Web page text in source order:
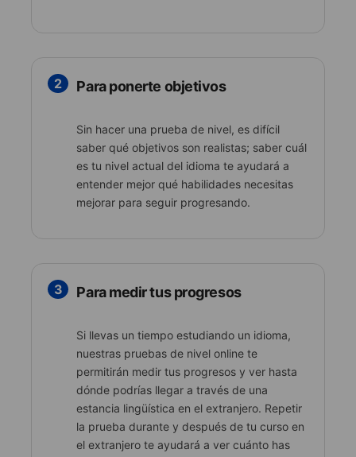
2 Para ponerte objetivos
Sin hacer una prueba de nivel, es difícil
saber qué objetivos son realistas; saber cuál
es tu nivel actual del idioma te ayudará a
entender mejor qué habilidades necesitas
mejorar para seguir progresando.
3 Para medir tus progresos
Si llevas un tiempo estudiando un idioma,
nuestras pruebas de nivel online te
permitirán medir tus progresos y ver hasta
dónde podrías llegar a través de una
estancia lingüística en el extranjero. Repetir
la prueba durante y después de tu curso en
el extranjero te ayudará a ver cuánto has